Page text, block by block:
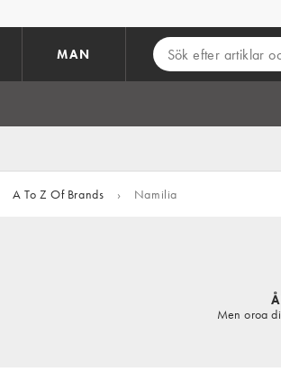
MAN
A To Z Of Brands › Namilia
Men oroa